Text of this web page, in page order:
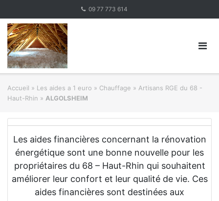
content
09 77 773 614
Accueil » Les aides a 1 euro » Chauffage » Artisans RGE du 68 -
Haut-Rhin » ALGOLSHEIM
Les aides financières concernant la rénovation
énergétique sont une bonne nouvelle pour les
propriétaires du 68 – Haut-Rhin qui souhaitent
améliorer leur confort et leur qualité de vie. Ces
aides financières sont destinées aux